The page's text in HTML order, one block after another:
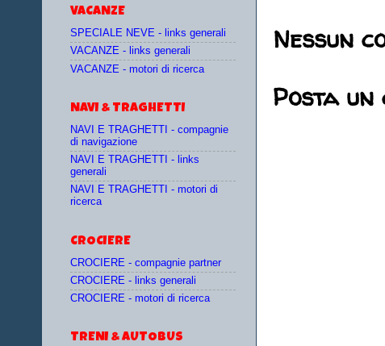
Nessun
Posta un
VACANZE
SPECIALE NEVE - links generali
VACANZE - links generali
VACANZE - motori di ricerca
NAVI & TRAGHETTI
NAVI E TRAGHETTI - compagnie
di navigazione
NAVI E TRAGHETTI - links
generali
NAVI E TRAGHETTI - motori di
ricerca
CROCIERE
CROCIERE - compagnie partner
CROCIERE - links generali
CROCIERE - motori di ricerca
TRENI & AUTOBUS